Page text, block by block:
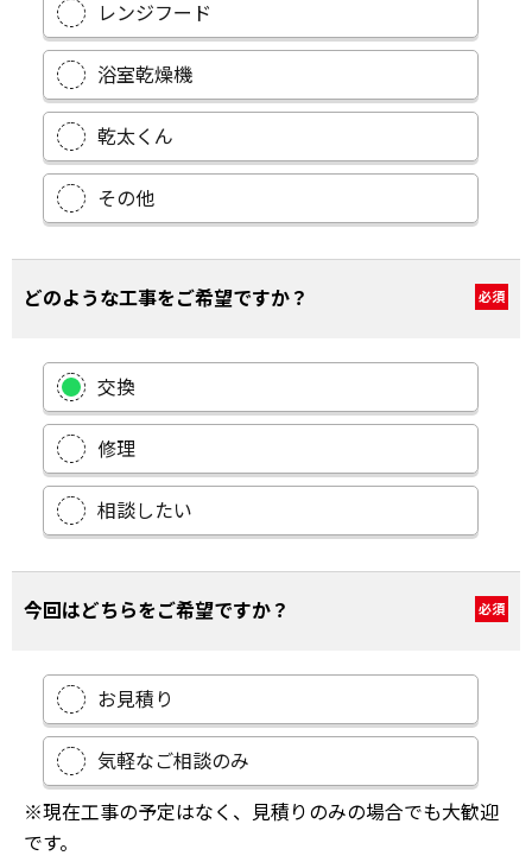
レンジフード
浴室乾燥機
乾太くん
その他
どのような工事をご希望ですか？ 必須
交換
修理
相談したい
今回はどちらをご希望ですか？ 必須
お見積り
気軽なご相談のみ
※現在工事の予定はなく、見積りのみの場合でも大歓迎
です。